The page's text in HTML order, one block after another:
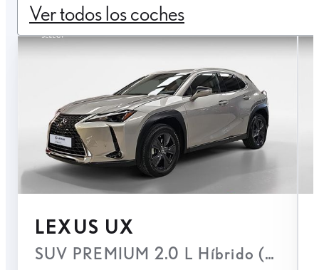
Ver todos los coches
LEXUS UX
SUV PREMIUM 2.0 L Híbrido (2WD)